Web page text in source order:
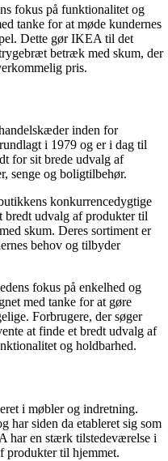
fokus på funktionalitet og
tanke for at møde kundernes
Dette gør IKEA til det
betræk med skum, der
pris.
inden for
i 1979 og er i dag til
for sit brede udvalg af
senge og boligtilbehør.
konkurrencedygtige
bredt udvalg af produkter til
skum. Deres sortiment er
behov og tilbyder
fokus på enkelhed og
med tanke for at gøre
Forbrugere, der søger
at finde et bredt udvalg af
og holdbarhed.
i møbler og indretning.
har siden da etableret sig som
har en stærk tilstedeværelse i
produkter til hjemmet.